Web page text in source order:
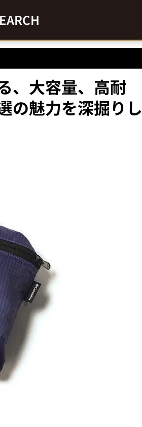
、大容量、高耐
の魅力を深掘りし